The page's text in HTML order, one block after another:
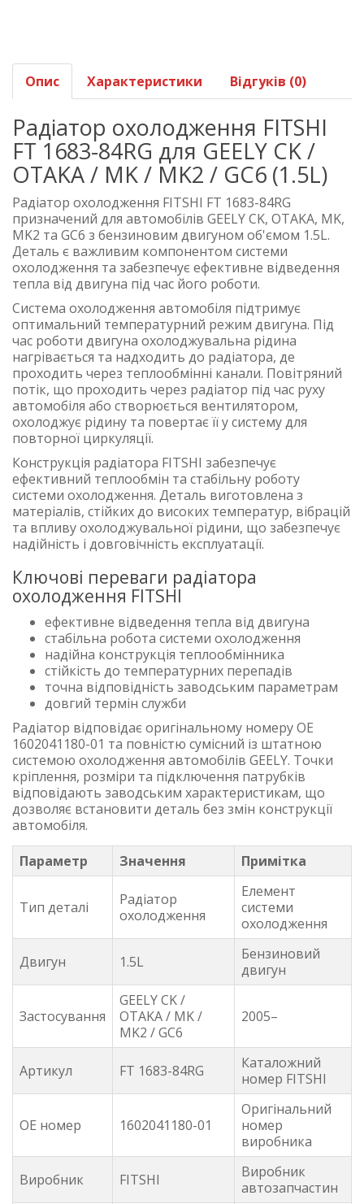
Опис Характеристики Відгуків (0)
Радіатор охолодження FITSHI
FT 1683-84RG для GEELY CK /
OTAKA / MK / MK2 / GC6 (1.5L)
Радіатор охолодження FITSHI FT 1683-84RG
призначений для автомобілів GEELY CK, OTAKA, MK,
MK2 та GC6 з бензиновим двигуном об'ємом 1.5L.
Деталь є важливим компонентом системи
охолодження та забезпечує ефективне відведення
тепла від двигуна під час його роботи.
Система охолодження автомобіля підтримує
оптимальний температурний режим двигуна. Під
час роботи двигуна охолоджувальна рідина
нагрівається та надходить до радіатора, де
проходить через теплообмінні канали. Повітряний
потік, що проходить через радіатор під час руху
автомобіля або створюється вентилятором,
охолоджує рідину та повертає її у систему для
повторної циркуляції.
Конструкція радіатора FITSHI забезпечує
ефективний теплообмін та стабільну роботу
системи охолодження. Деталь виготовлена з
матеріалів, стійких до високих температур, вібрацій
та впливу охолоджувальної рідини, що забезпечує
надійність і довговічність експлуатації.
Ключові переваги радіатора
охолодження FITSHI
ефективне відведення тепла від двигуна
стабільна робота системи охолодження
надійна конструкція теплообмінника
стійкість до температурних перепадів
точна відповідність заводським параметрам
довгий термін служби
Радіатор відповідає оригінальному номеру OE
1602041180-01 та повністю сумісний із штатною
системою охолодження автомобілів GEELY. Точки
кріплення, розміри та підключення патрубків
відповідають заводським характеристикам, що
дозволяє встановити деталь без змін конструкції
автомобіля.
Параметр
Значення Примітка
Тип деталі
Радіатор
охолодження
Елемент
системи
охолодження
Двигун 1.5L
Бензиновий
двигун
Застосування
GEELY CK /
OTAKA / MK /
MK2 / GC6
2005–
Артикул FT 1683-84RG
Каталожний
номер FITSHI
OE номер 1602041180-01
Оригінальний
номер
виробника
Виробник FITSHI
Виробник
автозапчастин